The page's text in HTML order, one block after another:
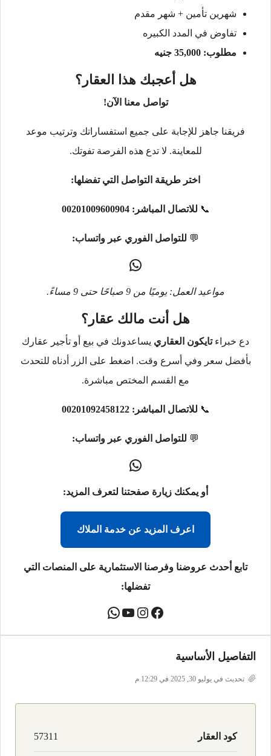
شهرين تأمين + شهر مقدم
تفاوض في المدد الكبيره
مطلوب: 35,000 جنيه
هل أعجبك هذا العقار؟
تواصل معنا الآن!
فريقنا جاهز للإجابة على جميع استفساراتك وترتيب موعد
للمعاينة. لا تدع هذه الفرصة تفوتك.
اختر طريقة التواصل التي تفضلها:
📞 للاتصال المباشر: 00201009600904
💬 للتواصل الفوري عبر واتساب:
مواعيد العمل: يوميًا من 9 صباحًا حتى 9 مساءً.
هل أنت مالك عقار؟
دع خبراءتايكون العقاري يساعدونك في بيع أو تأجير عقارك
بأفضل سعر وفي أسرع وقت. اضغط على الزر أدناه للتحدث
مع القسم المختص مباشرة.
📞 للاتصال المباشر: 00201092458122
💬 للتواصل الفوري عبر واتساب:
أو يمكنك زيارة صفحتنا لتعرف المزيد:
اعرف المزيد عن خدمة الملاك
تابع أحدث عروضنا وفرصنا الاستثمارية على المنصات التي
تفضلها:
التفاصيل الأساسية
تحديث في يوليو 30, 2025 في 12:29 م
كود العقار 57311